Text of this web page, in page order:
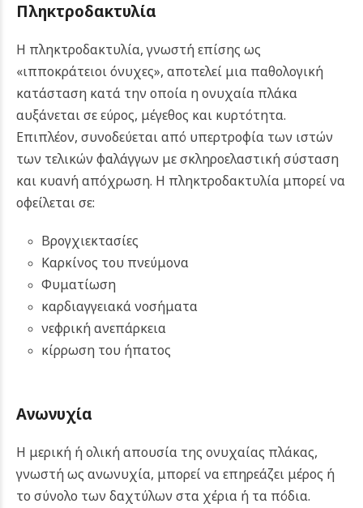
Πληκτροδακτυλία
Η πληκτροδακτυλία, γνωστή επίσης ως
«ιπποκράτειοι όνυχες», αποτελεί μια παθολογική
κατάσταση κατά την οποία η ονυχαία πλάκα
αυξάνεται σε εύρος, μέγεθος και κυρτότητα.
Επιπλέον, συνοδεύεται από υπερτροφία των ιστών
των τελικών φαλάγγων με σκληροελαστική σύσταση
και κυανή απόχρωση. Η πληκτροδακτυλία μπορεί να
οφείλεται σε:
Βρογχιεκτασίες
Καρκίνος του πνεύμονα
Φυματίωση
καρδιαγγειακά νοσήματα
νεφρική ανεπάρκεια
κίρρωση του ήπατος
Ανωνυχία
Η μερική ή ολική απουσία της ονυχαίας πλάκας,
γνωστή ως ανωνυχία, μπορεί να επηρεάζει μέρος ή
το σύνολο των δαχτύλων στα χέρια ή τα πόδια.